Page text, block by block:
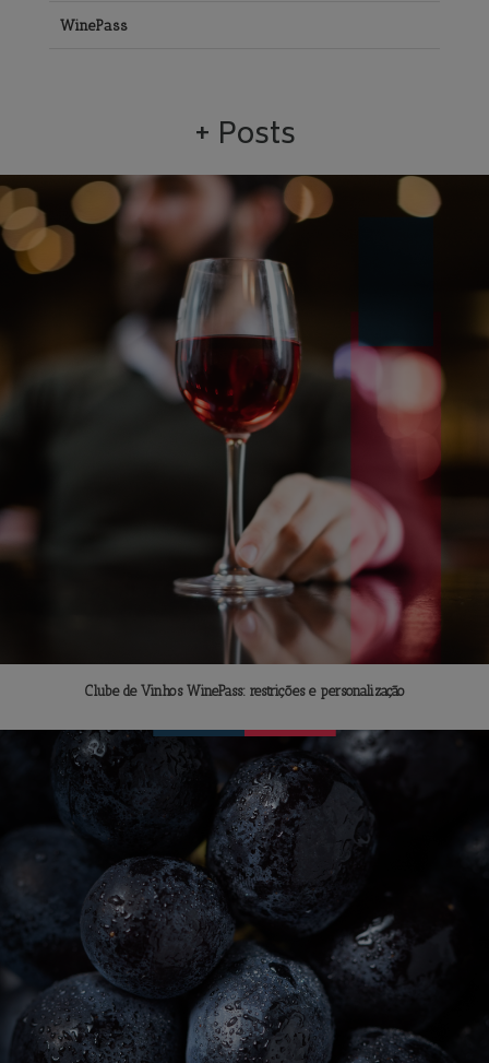
WinePass
+ Posts
Clube de Vinhos WinePass: restrições e personalização